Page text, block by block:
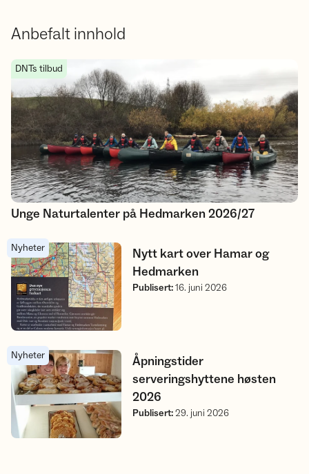
Anbefalt innhold
Unge Naturtalenter på Hedmarken 2026/27
DNTs tilbud
Unge Naturtalenter på Hedmarken 2026/27
Nytt kart over Hamar og Hedmarken
Nyheter
Publisert:16. juni 2026
Nytt kart over Hamar og
Hedmarken
Åpningstider serveringshyttene høsten 2026
Nyheter
Publisert:29. juni 2026
Åpningstider
serveringshyttene høsten
2026